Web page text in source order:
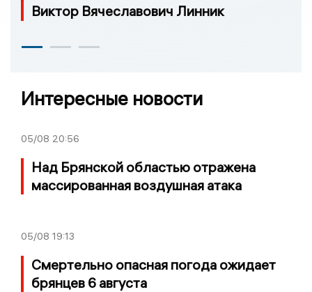
Виктор Вячеславович Линник
Интересные новости
05/08 20:56
Над Брянской областью отражена
массированная воздушная атака
05/08 19:13
Смертельно опасная погода ожидает
брянцев 6 августа